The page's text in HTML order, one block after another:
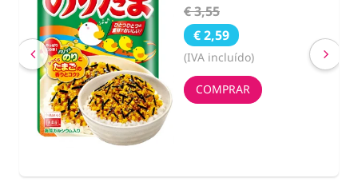
€ 3,55
€ 2,59
(IVA incluído)
COMPRAR